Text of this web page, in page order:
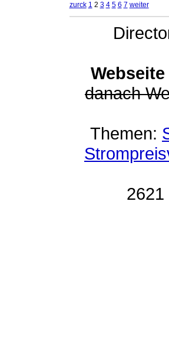
zurck 1 2 3 4 5 6 7 weiter
danach
Themen: